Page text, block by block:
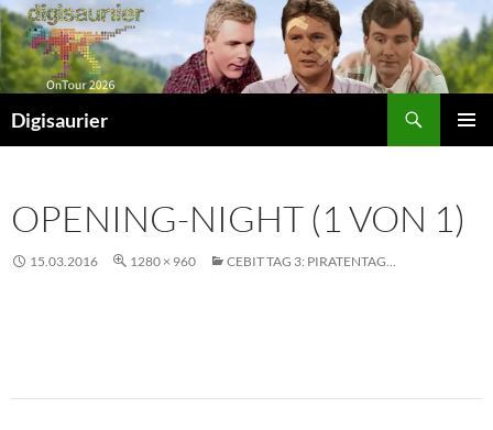
Zum
Inhalt
springen
Digisaurier
OPENING-NIGHT (1 VON 1)
15.03.2016 1280 × 960 CEBIT TAG 3: PIRATENTAG…